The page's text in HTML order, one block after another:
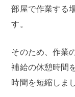
部屋で作業する
す。
そのため、作業
補給の休憩時間
時間を短縮しま